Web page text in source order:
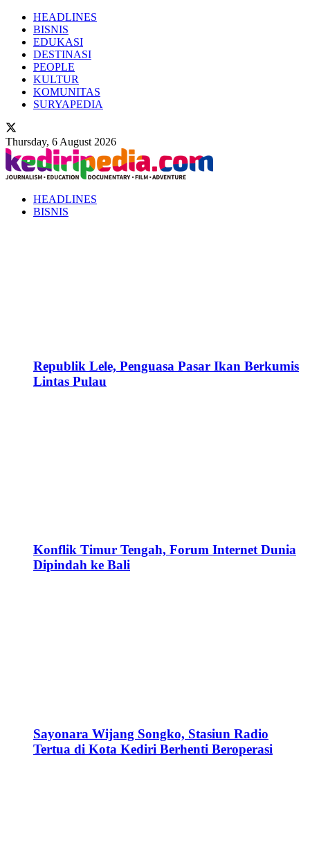
HEADLINES
BISNIS
EDUKASI
DESTINASI
PEOPLE
KULTUR
KOMUNITAS
SURYAPEDIA
Thursday, 6 August 2026
HEADLINES
BISNIS
Republik Lele, Penguasa Pasar Ikan Berkumis
Lintas Pulau
Konflik Timur Tengah, Forum Internet Dunia
Dipindah ke Bali
Sayonara Wijang Songko, Stasiun Radio
Tertua di Kota Kediri Berhenti Beroperasi